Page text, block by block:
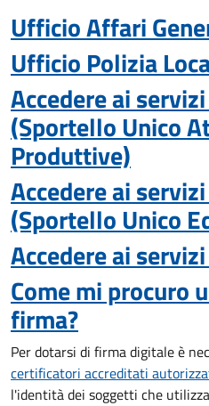
Ufficio Affari
Ufficio Polizia
Accedere ai
(Sportello Unico
Produttive)
Accedere ai
(Sportello Unico
Accedere ai
Come mi procuro
firma?
Per dotarsi di firma digitale è
certificatori accreditati
l'identità dei soggetti che